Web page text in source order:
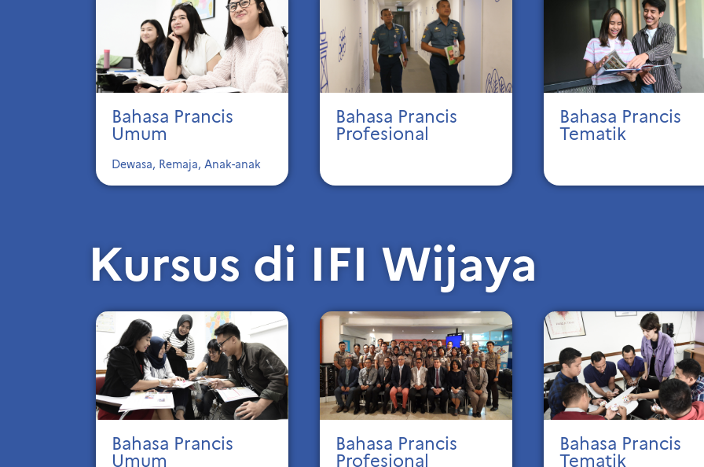
Bahasa Prancis
Umum
Dewasa, Remaja, Anak-anak
Bahasa Prancis
Profesional
Bahasa Prancis
Tematik
Kursus di IFI Wijaya
Bahasa Prancis
Umum
Bahasa Prancis
Profesional
Bahasa Prancis
Tematik